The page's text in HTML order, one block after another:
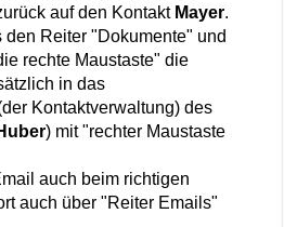
auf den Kontakt Mayer.
den Reiter "Dokumente" und
rechte Maustaste" die
in das
Kontaktverwaltung) des
) mit "rechter Maustaste
auch beim richtigen
auch über "Reiter Emails"